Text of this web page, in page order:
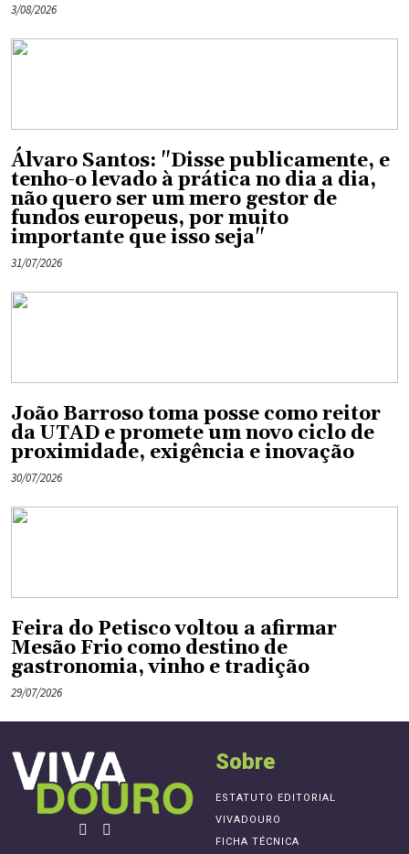
3/08/2026
Álvaro Santos: "Disse publicamente, e
tenho-o levado à prática no dia a dia,
não quero ser um mero gestor de
fundos europeus, por muito
importante que isso seja"
31/07/2026
João Barroso toma posse como reitor
da UTAD e promete um novo ciclo de
proximidade, exigência e inovação
30/07/2026
Feira do Petisco voltou a afirmar
Mesão Frio como destino de
gastronomia, vinho e tradição
29/07/2026
Sobre
ESTATUTO EDITORIAL
VIVADOURO
FICHA TÉCNICA